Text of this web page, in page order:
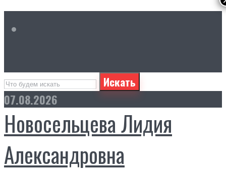
Искать
07.08.2026
Новосельцева Лидия
Александровна